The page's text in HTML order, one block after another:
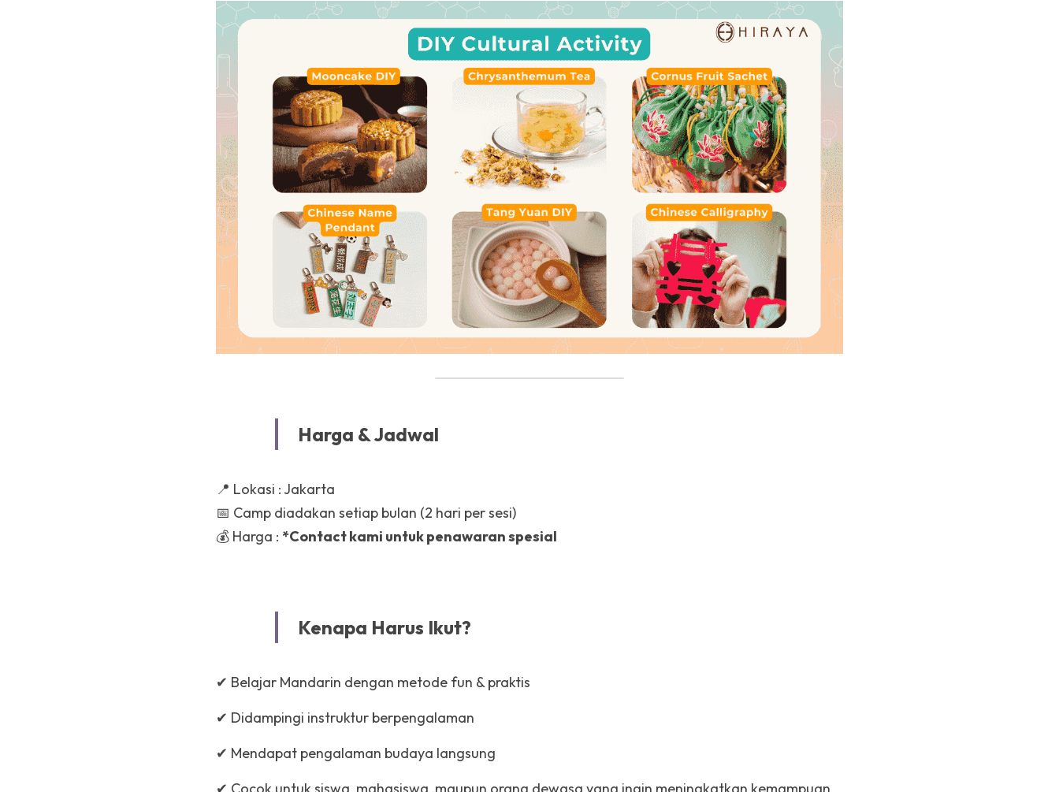
Harga & Jadwal
📅 Camp diadakan setiap bulan (2 hari per sesi)
💰 Harga :
*Contact kami untuk penawaran spesial
Kenapa Harus Ikut?
✔ Belajar Mandarin dengan metode fun & praktis
✔ Didampingi instruktur berpengalaman
✔ Mendapat pengalaman budaya langsung